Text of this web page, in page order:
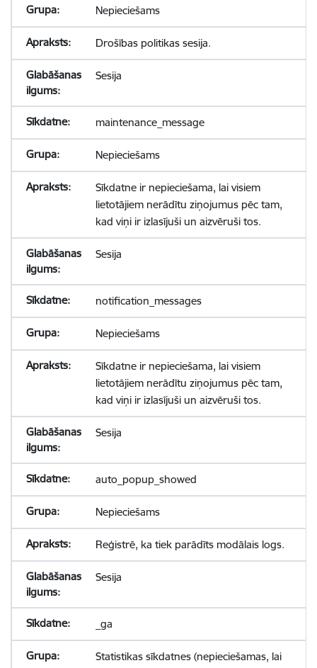
Nepieciešams
Drošības politikas sesija.
Sesija
maintenance_message
Nepieciešams
Sīkdatne ir nepieciešama, lai visiem
lietotājiem nerādītu ziņojumus pēc tam,
kad viņi ir izlasījuši un aizvēruši tos.
Sesija
notification_messages
Nepieciešams
Sīkdatne ir nepieciešama, lai visiem
lietotājiem nerādītu ziņojumus pēc tam,
kad viņi ir izlasījuši un aizvēruši tos.
Sesija
auto_popup_showed
Nepieciešams
Reģistrē, ka tiek parādīts modālais logs.
Sesija
_ga
Statistikas sīkdatnes (nepieciešamas, lai